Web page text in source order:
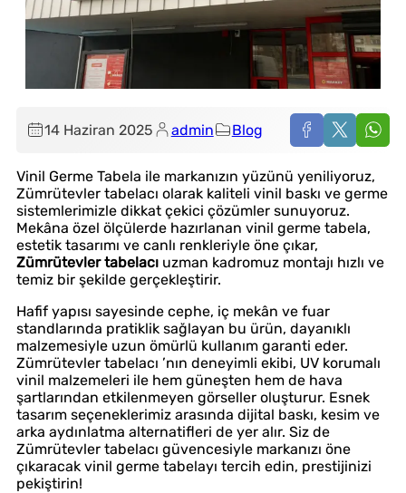
14 Haziran 2025 admin Blog
Vinil Germe Tabela ile markanızın yüzünü yeniliyoruz,
Zümrütevler tabelacı olarak kaliteli vinil baskı ve germe
sistemlerimizle dikkat çekici çözümler sunuyoruz.
Mekâna özel ölçülerde hazırlanan vinil germe tabela,
estetik tasarımı ve canlı renkleriyle öne çıkar,
Zümrütevler tabelacı uzman kadromuz montajı hızlı ve
temiz bir şekilde gerçekleştirir.
Hafif yapısı sayesinde cephe, iç mekân ve fuar
standlarında pratiklik sağlayan bu ürün, dayanıklı
malzemesiyle uzun ömürlü kullanım garanti eder.
Zümrütevler tabelacı ’nın deneyimli ekibi, UV korumalı
vinil malzemeleri ile hem güneşten hem de hava
şartlarından etkilenmeyen görseller oluşturur. Esnek
tasarım seçeneklerimiz arasında dijital baskı, kesim ve
arka aydınlatma alternatifleri de yer alır. Siz de
Zümrütevler tabelacı güvencesiyle markanızı öne
çıkaracak vinil germe tabelayı tercih edin, prestijinizi
pekiştirin!